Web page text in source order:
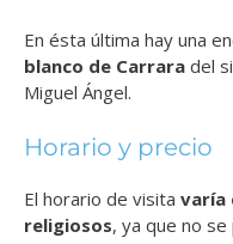
En ésta última hay una
blanco de Carrara del
Miguel Ángel.
Horario y precio
El horario de visita varía
religiosos, ya que no